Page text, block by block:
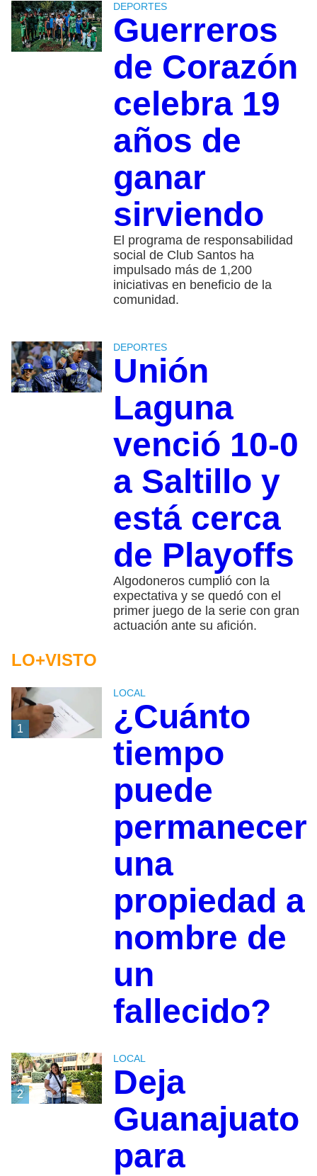
DEPORTES
Guerreros
de Corazón
celebra 19
años de
ganar
sirviendo
El programa de responsabilidad
social de Club Santos ha
impulsado más de 1,200
iniciativas en beneficio de la
comunidad.
DEPORTES
Unión
Laguna
venció 10-0
a Saltillo y
está cerca
de Playoffs
Algodoneros cumplió con la
expectativa y se quedó con el
primer juego de la serie con gran
actuación ante su afición.
LO+VISTO
1
LOCAL
¿Cuánto
tiempo
puede
permanecer
una
propiedad a
nombre de
un
fallecido?
2
LOCAL
Deja
Guanajuato
para